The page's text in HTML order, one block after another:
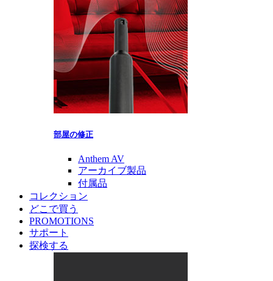
部屋の修正
Anthem AV
アーカイブ製品
付属品
コレクション
どこで買う
PROMOTIONS
サポート
探検する